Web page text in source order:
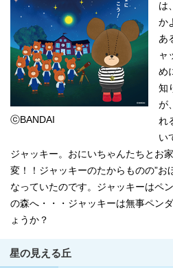
ⓒBANDAI
は
か
あ
ャ
め
知
が
れ
い
ジャッキー。おにいちゃんたちとお
変！！ジャッキーのたからものの”お
なっていたのです。ジャッキーはペ
の森へ・・・ジャッキーは無事ペン
ょうか？
星の見える丘